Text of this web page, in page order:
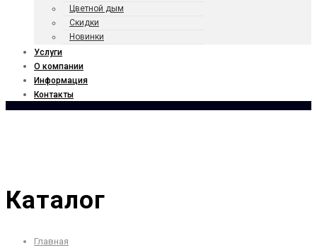
Цветной дым
Скидки
Новинки
Услуги
О компании
Информация
Контакты
Каталог
Главная